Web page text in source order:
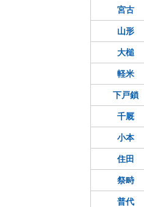
宮古
山形
大槌
軽米
下戸鎖
千厩
小本
住田
祭畤
普代